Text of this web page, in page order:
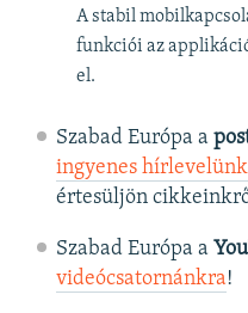
A stabil
funkciói az
el.
Szabad Európa a
ingyenes
értesüljön
Szabad Európa a
videócsatornánkra!